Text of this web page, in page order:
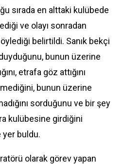
sırada en alttaki kulübede
ve olayı sonradan
belirtildi. Sanık bekçi
bunun üzerine
etrafa göz attığını
bunun üzerine
sorduğunu ve bir şey
kulübesine girdiğini
buldu.
olarak görev yapan